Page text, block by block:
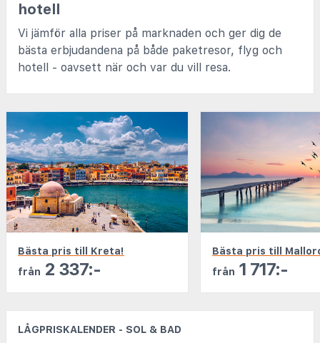
hotell
Vi jämför alla priser på marknaden och ger dig de
bästa erbjudandena på både paketresor, flyg och
hotell - oavsett när och var du vill resa.
Bästa pris till Kreta!
från 2 337:-
Bästa pris till
från 1 717:-
LÅGPRISKALENDER - SOL & BAD